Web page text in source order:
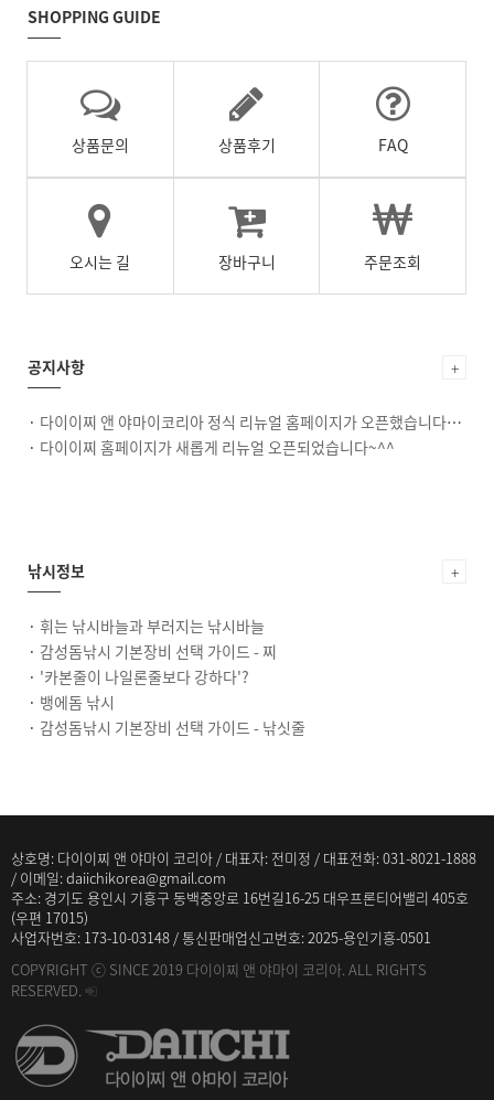
SHOPPING GUIDE
상품문의 상품후기 FAQ
오시는 길 장바구니 주문조회
공지사항 +
· 다이이찌 앤 야마이코리아 정식 리뉴얼 홈페이지가 오픈했습니다~^^
· 다이이찌 홈페이지가 새롭게 리뉴얼 오픈되었습니다~^^
낚시정보 +
· 휘는 낚시바늘과 부러지는 낚시바늘
· 감성돔낚시 기본장비 선택 가이드 - 찌
· '카본줄이 나일론줄보다 강하다'?
· 뱅에돔 낚시
· 감성돔낚시 기본장비 선택 가이드 - 낚싯줄
상호명: 다이이찌 앤 야마이 코리아 / 대표자: 전미정 / 대표전화: 031-8021-1888
/ 이메일: daiichikorea@gmail.com
주소: 경기도 용인시 기흥구 동백중앙로 16번길16-25 대우프론티어밸리 405호
(우편 17015)
사업자번호: 173-10-03148 / 통신판매업신고번호: 2025-용인기흥-0501
COPYRIGHT ⓒ SINCE 2019 다이이찌 앤 야마이 코리아. ALL RIGHTS
RESERVED.